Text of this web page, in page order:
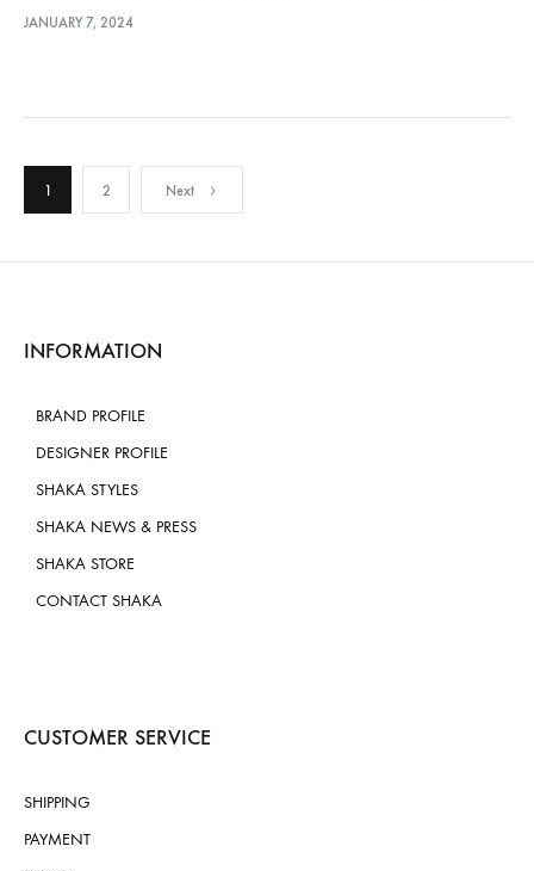
เส้นใยไหม ลักษณะเนื้อผ้าที่ออกมาจึงมีความมัน เงา สวยงาม มีน้ำ
หนักเบา เส้นใยเล็ก ละเอียด ระบายความชื้นได้ดี เนื้อผ้ามาจากการ
JANUARY 7, 2024
Posts
pagination
1 2 Next
INFORMATION
BRAND PROFILE
DESIGNER PROFILE
SHAKA STYLES
SHAKA NEWS & PRESS
SHAKA STORE
CONTACT SHAKA
CUSTOMER SERVICE
SHIPPING
PAYMENT